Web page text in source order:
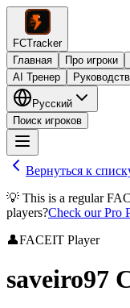
FCTracker
Главная
Про игроки
AI Тренер
Русский
Поиск игроков
Вернуться к
💡 This is a regular
players?Check our Pro
👤FACEIT Player
saveiro97